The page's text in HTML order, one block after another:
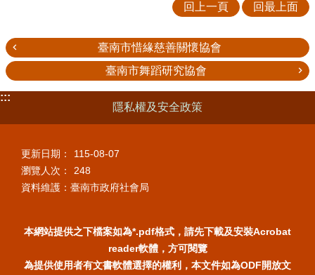
回上一頁 回最上面
臺南市惜緣慈善關懷協會
臺南市舞蹈研究協會
:::
隱私權及安全政策
更新日期：
115-08-07
瀏覽人次：
248
資料維護：臺南市政府社會局
本網站提供之下檔案如為*.pdf格式，請先下載及安裝Acrobat
reader軟體，方可閱覽
為提供使用者有文書軟體選擇的權利，本文件如為ODF開放文